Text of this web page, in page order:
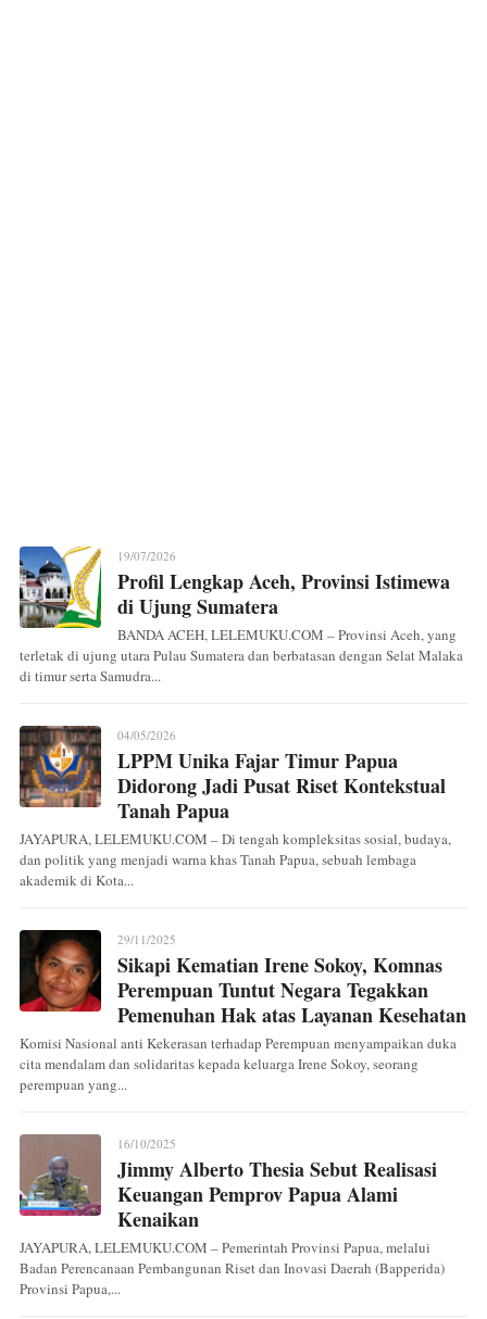
19/07/2026
Profil Lengkap Aceh, Provinsi Istimewa
di Ujung Sumatera
BANDA ACEH, LELEMUKU.COM – Provinsi Aceh, yang
terletak di ujung utara Pulau Sumatera dan berbatasan dengan Selat Malaka
di timur serta Samudra...
04/05/2026
LPPM Unika Fajar Timur Papua
Didorong Jadi Pusat Riset Kontekstual
Tanah Papua
JAYAPURA, LELEMUKU.COM – Di tengah kompleksitas sosial, budaya,
dan politik yang menjadi warna khas Tanah Papua, sebuah lembaga
akademik di Kota...
29/11/2025
Sikapi Kematian Irene Sokoy, Komnas
Perempuan Tuntut Negara Tegakkan
Pemenuhan Hak atas Layanan Kesehatan
Komisi Nasional anti Kekerasan terhadap Perempuan menyampaikan duka
cita mendalam dan solidaritas kepada keluarga Irene Sokoy, seorang
perempuan yang...
16/10/2025
Jimmy Alberto Thesia Sebut Realisasi
Keuangan Pemprov Papua Alami
Kenaikan
JAYAPURA, LELEMUKU.COM – Pemerintah Provinsi Papua, melalui
Badan Perencanaan Pembangunan Riset dan Inovasi Daerah (Bapperida)
Provinsi Papua,...